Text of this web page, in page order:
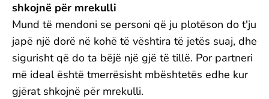
shkojnë për mrekulli
Mund të mendoni se personi që ju plotëson do t'ju
japë një dorë në kohë të vështira të jetës suaj, dhe
sigurisht që do ta bëjë një gjë të tillë. Por partneri
më ideal është tmerrësisht mbështetës edhe kur
gjërat shkojnë për mrekulli.